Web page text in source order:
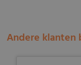
Andere klanten